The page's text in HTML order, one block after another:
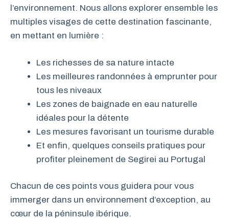
l’environnement. Nous allons explorer ensemble les
multiples visages de cette destination fascinante,
en mettant en lumière :
Les richesses de sa nature intacte
Les meilleures randonnées à emprunter pour
tous les niveaux
Les zones de baignade en eau naturelle
idéales pour la détente
Les mesures favorisant un tourisme durable
Et enfin, quelques conseils pratiques pour
profiter pleinement de Segirei au Portugal
Chacun de ces points vous guidera pour vous
immerger dans un environnement d’exception, au
cœur de la péninsule ibérique.